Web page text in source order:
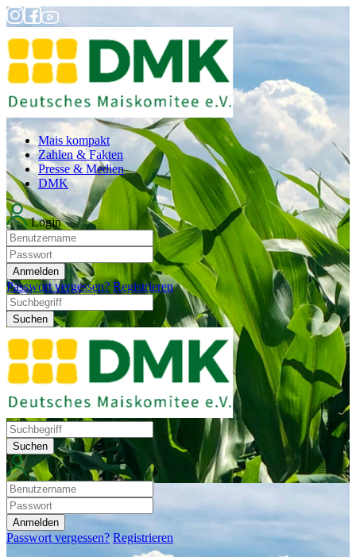
Mais kompakt
Zahlen & Fakten
Presse & Medien
DMK
Login
Anmelden
Passwort vergessen? Registrieren
Suchen
Suchen
Anmelden
Passwort vergessen? Registrieren